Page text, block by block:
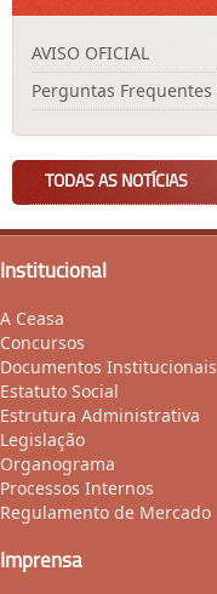
AVISO OFICIAL
Perguntas Frequentes
TODAS AS NOTÍCIAS
Institucional
A Ceasa
Concursos
Documentos Institucionais
Estatuto Social
Estrutura Administrativa
Legislação
Organograma
Processos Internos
Regulamento de Mercado
Imprensa